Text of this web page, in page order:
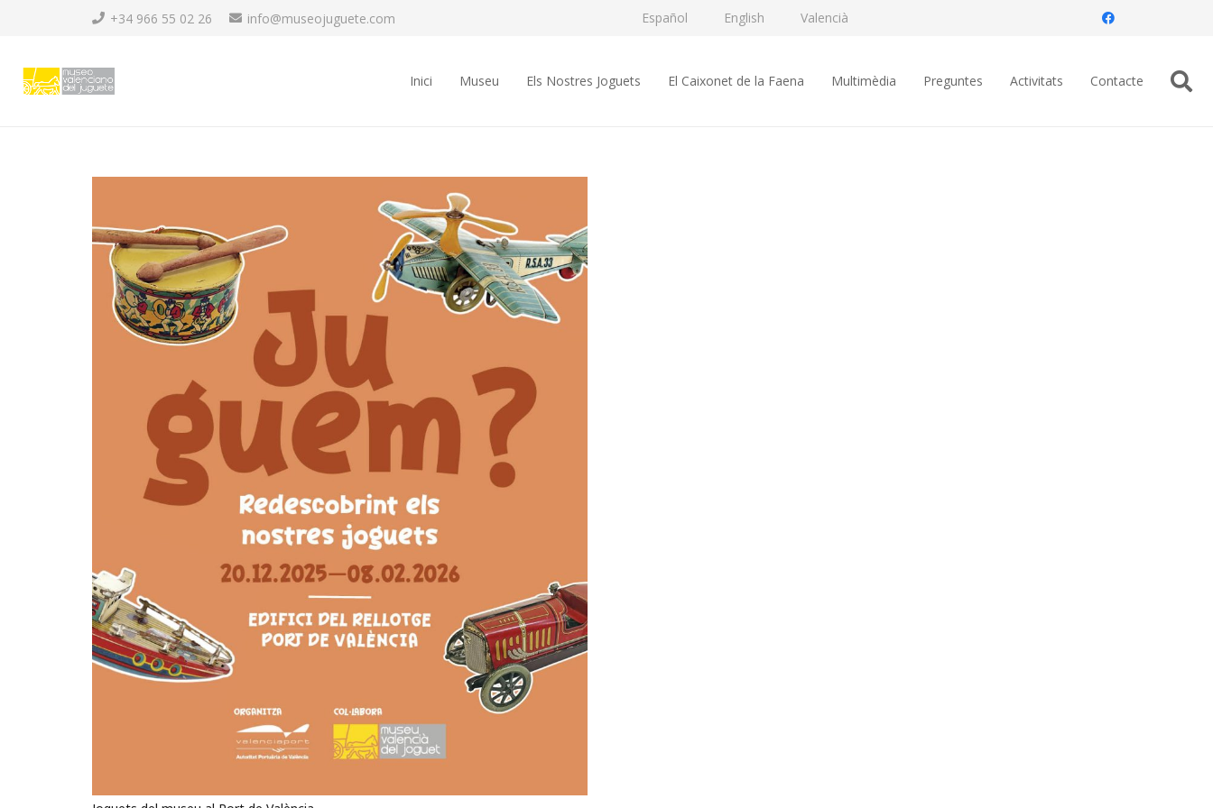
+34 966 55 02 26 info@museojuguete.com Español English Valencià
Inici Museu Els Nostres Joguets El Caixonet de la Faena Multimèdia Preguntes Activitats Contacte